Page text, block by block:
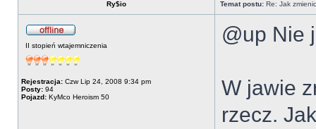
Ry$io Temat postu: Re: Jak
II stopień wtajemniczenia
Rejestracja: Czw Lip 24, 2008 9:34 pm
Posty: 94
Pojazd: KyMco Heroism 50
@up Nie
W jawie
rzecz.